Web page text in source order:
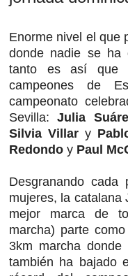
Enorme nivel el que
donde nadie se ha
tanto es así que
campeones de
campeonato
Sevilla:Julia
Silvia Villar y
Redondo y Paul
Desgranando
mujeres, la catalana
mejor marca de
marcha) parte
3km marcha
también ha bajado